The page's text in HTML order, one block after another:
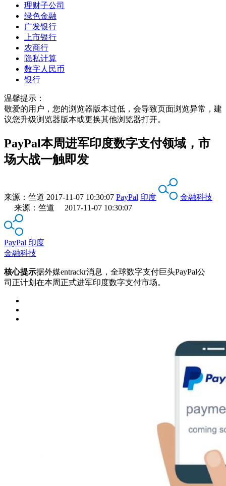
理财子公司
绿色金融
广发银行
上市银行
农商行
隐私计算
数字人民币
银行
温馨提示：
敬爱的用户，您的浏览器版本过低，会导致页面浏览异常，建
议您升级浏览器版本或更换其他浏览器打开。
PayPal本周进军印度数字支付领域，市
场大战一触即发
来源： 竺道 2017-11-07 10:30:07 PayPal 印度
金融科技
来源：竺道 2017-11-07 10:30:07
PayPal 印度
金融科技
核心提示据外媒entrackr消息，全球数字支付巨头PayPal公
司正计划在本周正式进军印度数字支付市场。